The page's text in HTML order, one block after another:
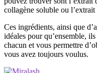
collagène soluble ou
Ces ingrédients, ainsi que
idéales pour qu’ensemble,
chacun et vous permettre
vous avez toujours voulus.